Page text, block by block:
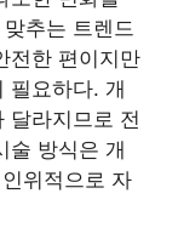
추는 트렌드
전한 편이지만
필요하다. 개
달라지므로 전
술 방식은 개
위적으로 자